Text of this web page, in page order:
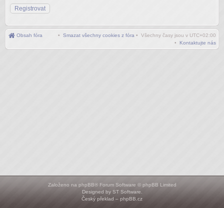
Registrovat
Obsah fóra • Všechny časy jsou v UTC+02:00
• Smazat všechny cookies z fóra
• Kontaktujte nás
Založeno na phpBB® Forum Software © phpBB Limited
Designed by ST Software
Český překlad – phpBB.cz